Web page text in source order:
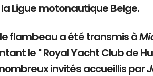
Ligue motonautique Belge.
flambeau a été transmis à
le " Royal Yacht Club de
invités accueillis par